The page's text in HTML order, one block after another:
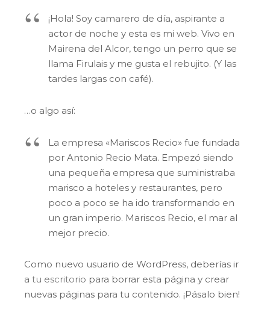
¡Hola! Soy camarero de día, aspirante a
actor de noche y esta es mi web. Vivo en
Mairena del Alcor, tengo un perro que se
llama Firulais y me gusta el rebujito. (Y las
tardes largas con café).
…o algo así:
La empresa «Mariscos Recio» fue fundada
por Antonio Recio Mata. Empezó siendo
una pequeña empresa que suministraba
marisco a hoteles y restaurantes, pero
poco a poco se ha ido transformando en
un gran imperio. Mariscos Recio, el mar al
mejor precio.
Como nuevo usuario de WordPress, deberías ir
a tu escritorio para borrar esta página y crear
nuevas páginas para tu contenido. ¡Pásalo bien!